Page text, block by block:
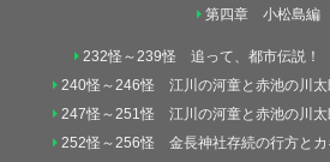
第四章 小松島編
232怪～239怪 追って、都市伝説！
240怪～246怪 江川の河童と赤池の川
247怪～251怪 江川の河童と赤池の川
252怪～256怪 金長神社存続の行方と